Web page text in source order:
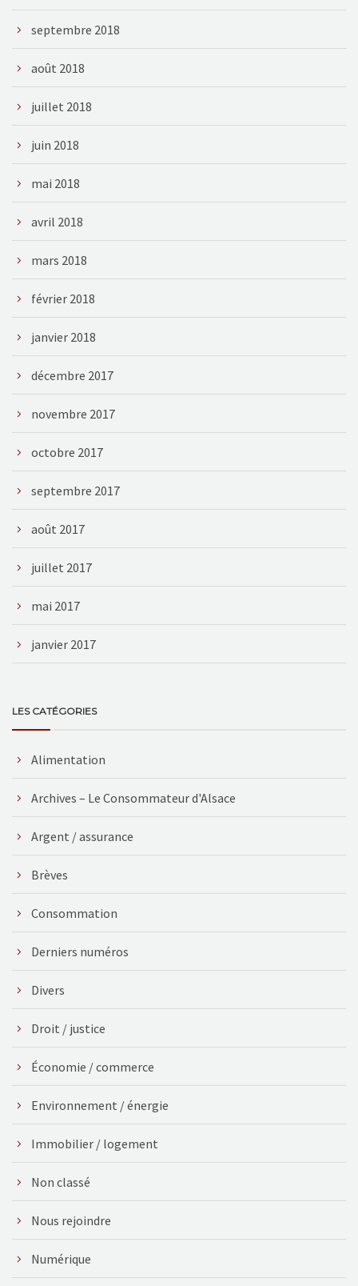
septembre 2018
août 2018
juillet 2018
juin 2018
mai 2018
avril 2018
mars 2018
février 2018
janvier 2018
décembre 2017
novembre 2017
octobre 2017
septembre 2017
août 2017
juillet 2017
mai 2017
janvier 2017
LES CATÉGORIES
Alimentation
Archives – Le Consommateur d'Alsace
Argent / assurance
Brèves
Consommation
Derniers numéros
Divers
Droit / justice
Économie / commerce
Environnement / énergie
Immobilier / logement
Non classé
Nous rejoindre
Numérique